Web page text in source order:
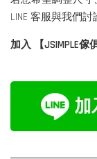
LINE 客服與我們
加入 【JSIMPLE傢